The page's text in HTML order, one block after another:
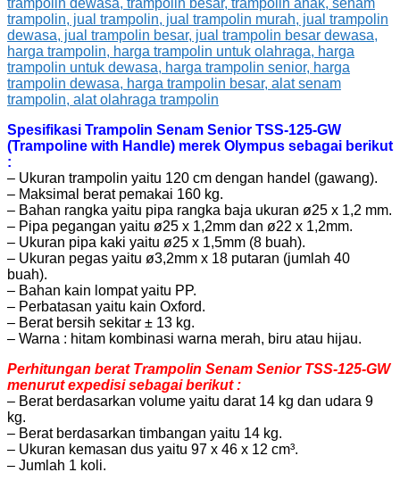
Spesifikasi Trampolin Senam Senior TSS-125-GW
(Trampoline with Handle) merek Olympus sebagai berikut
:
– Ukuran trampolin yaitu 120 cm dengan handel (gawang).
– Maksimal berat pemakai 160 kg.
– Bahan rangka yaitu pipa rangka baja ukuran ø25 x 1,2 mm.
– Pipa pegangan yaitu ø25 x 1,2mm dan ø22 x 1,2mm.
– Ukuran pipa kaki yaitu ø25 x 1,5mm (8 buah).
– Ukuran pegas yaitu ø3,2mm x 18 putaran (jumlah 40
buah).
– Bahan kain lompat yaitu PP.
– Perbatasan yaitu kain Oxford.
– Berat bersih sekitar ± 13 kg.
– Warna : hitam kombinasi warna merah, biru atau hijau.
Perhitungan berat Trampolin Senam Senior TSS-125-GW
menurut expedisi sebagai berikut :
– Berat berdasarkan volume yaitu darat 14 kg dan udara 9
kg.
– Berat berdasarkan timbangan yaitu 14 kg.
– Ukuran kemasan dus yaitu 97 x 46 x 12 cm³.
– Jumlah 1 koli.